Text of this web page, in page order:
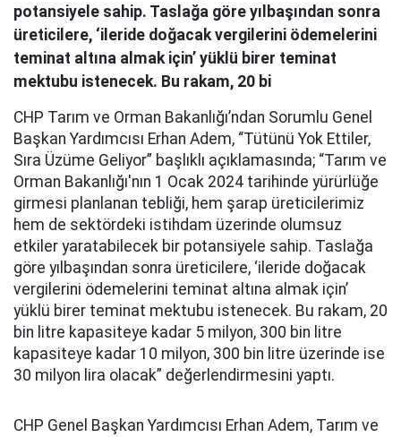
potansiyele sahip. Taslağa göre yılbaşından sonra
üreticilere, ‘ileride doğacak vergilerini ödemelerini
teminat altına almak için’ yüklü birer teminat
mektubu istenecek. Bu rakam, 20 bi
CHP Tarım ve Orman Bakanlığı’ndan Sorumlu Genel
Başkan Yardımcısı Erhan Adem, “Tütünü Yok Ettiler,
Sıra Üzüme Geliyor” başlıklı açıklamasında; “Tarım ve
Orman Bakanlığı'nın 1 Ocak 2024 tarihinde yürürlüğe
girmesi planlanan tebliği, hem şarap üreticilerimiz
hem de sektördeki istihdam üzerinde olumsuz
etkiler yaratabilecek bir potansiyele sahip. Taslağa
göre yılbaşından sonra üreticilere, ‘ileride doğacak
vergilerini ödemelerini teminat altına almak için’
yüklü birer teminat mektubu istenecek. Bu rakam, 20
bin litre kapasiteye kadar 5 milyon, 300 bin litre
kapasiteye kadar 10 milyon, 300 bin litre üzerinde ise
30 milyon lira olacak” değerlendirmesini yaptı.
CHP Genel Başkan Yardımcısı Erhan Adem, Tarım ve